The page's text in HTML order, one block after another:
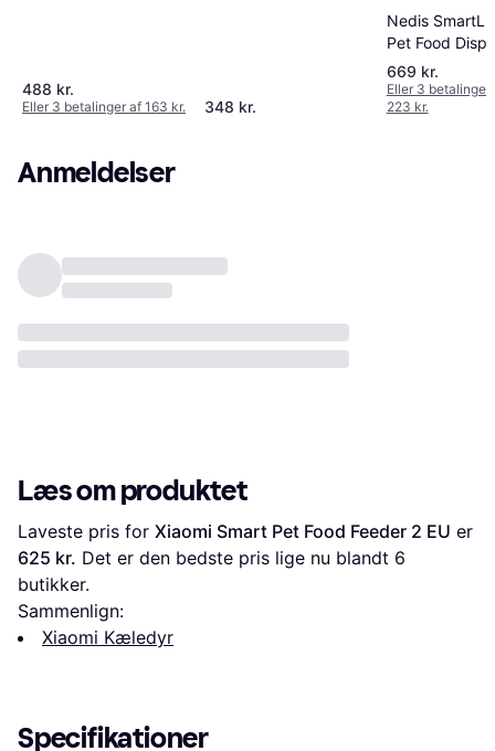
488 kr.
Eller 3 betalinger af 163 kr. 348 kr.
Nedis
Pet Food
669 kr.
Eller 3 betalinger
223 kr.
Anmeldelser
Læs om produktet
Laveste pris for Xiaomi Smart Pet Food Feeder 2 EU
625 kr. Det er den bedste pris lige nu blandt 6
butikker.
Sammenlign:
Xiaomi Kæledyr
Specifikationer